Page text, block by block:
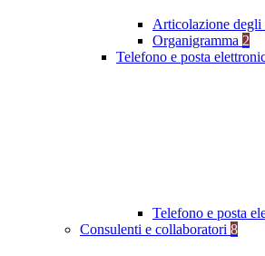
Articolazione
Organigramma 2
Telefono e posta
Telefono e posta
Consulenti e collaboratori 8